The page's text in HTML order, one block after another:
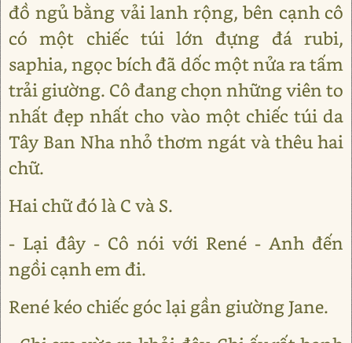
đồ ngủ bằng vải lanh rộng, bên cạnh cô
có một chiếc túi lớn đựng đá rubi,
saphia, ngọc bích đã dốc một nửa ra tấm
trải giường. Cô đang chọn những viên to
nhất đẹp nhất cho vào một chiếc túi da
Tây Ban Nha nhỏ thơm ngát và thêu hai
chữ.
Hai chữ đó là C và S.
- Lại đây - Cô nói với René - Anh đến
ngồi cạnh em đi.
René kéo chiếc góc lại gần giường Jane.